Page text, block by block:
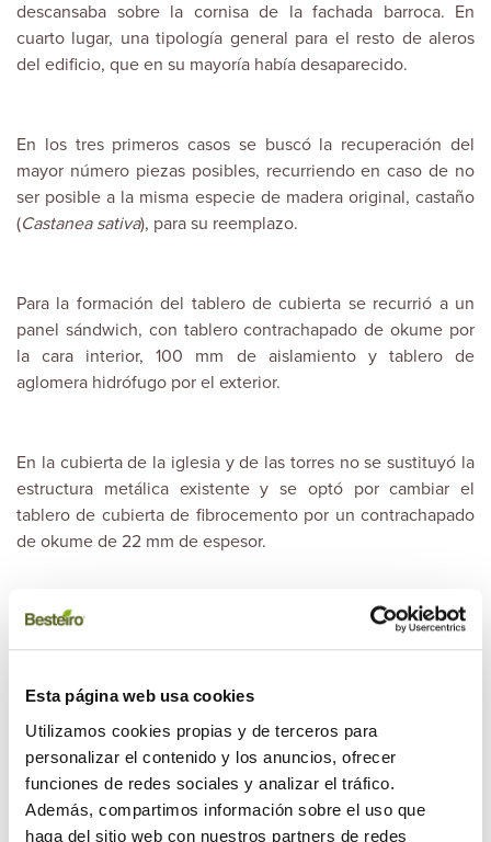
Esta página web usa cookies
Utilizamos cookies propias y de terceros para
personalizar el contenido y los anuncios, ofrecer
funciones de redes sociales y analizar el tráfico.
Además, compartimos información sobre el uso que
haga del sitio web con nuestros partners de redes
descansaba sobre la cornisa de la fachada barroca. En
cuarto lugar, una tipología general para el resto de aleros
del edificio, que en su mayoría había desaparecido.
En los tres primeros casos se buscó la recuperación del
mayor número piezas posibles, recurriendo en caso de no
ser posible a la misma especie de madera original, castaño
(Castanea sativa), para su reemplazo.
Para la formación del tablero de cubierta se recurrió a un
panel sándwich, con tablero contrachapado de okume por
la cara interior, 100 mm de aislamiento y tablero de
aglomera hidrófugo por el exterior.
En la cubierta de la iglesia y de las torres no se sustituyó la
estructura metálica existente y se optó por cambiar el
tablero de cubierta de fibrocemento por un contrachapado
de okume de 22 mm de espesor.
Procedimiento de trabajo
A la hora de abordar los trabajos resultaba importante
establecer diferentes procedimientos según se tratase de la
planificación de los trabajos de la estructura principal de
cubierta o bien de los aleros, a pesar de que finalmente
ambos deberían de confluir en la formación de cada uno de
los faldones y así del conjunto de la cubierta.